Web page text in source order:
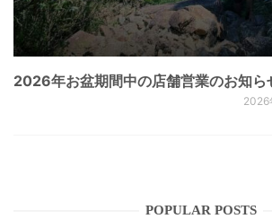
2026年お盆期間中の店舗営業のお知ら
2026
POPULAR POSTS